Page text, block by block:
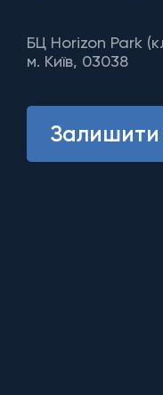
БЦ Horizon Park
м. Київ, 03038
Залишити